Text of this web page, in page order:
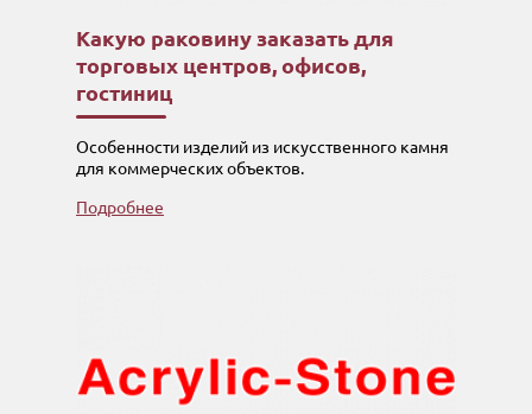
Какую раковину заказать для
торговых центров, офисов,
гостиниц
Особенности изделий из искусственного камня
для коммерческих объектов.
Подробнее